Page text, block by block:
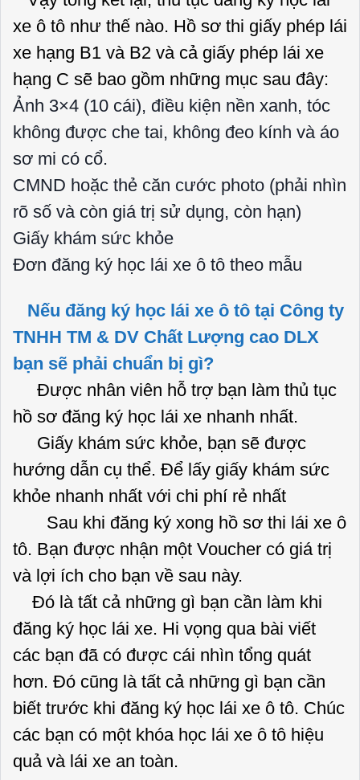
xe ô tô như thế nào. Hồ sơ thi giấy phép lái
xe hạng B1 và B2 và cả giấy phép lái xe
hạng C sẽ bao gồm những mục sau đây:
Ảnh 3×4 (10 cái), điều kiện nền xanh, tóc
không được che tai, không đeo kính và áo
sơ mi có cổ.
CMND hoặc thẻ căn cước photo (phải nhìn
rõ số và còn giá trị sử dụng, còn hạn)
Giấy khám sức khỏe
Đơn đăng ký học lái xe ô tô theo mẫu
Nếu đăng ký học lái xe ô tô tại Công ty
TNHH TM & DV Chất Lượng cao DLX
bạn sẽ phải chuẩn bị gì?
Được nhân viên hỗ trợ bạn làm thủ tục
hồ sơ đăng ký học lái xe nhanh nhất.
Giấy khám sức khỏe, bạn sẽ được
hướng dẫn cụ thể. Để lấy giấy khám sức
khỏe nhanh nhất với chi phí rẻ nhất
Sau khi đăng ký xong hồ sơ thi lái xe ô
tô. Bạn được nhận một Voucher có giá trị
và lợi ích cho bạn về sau này.
Đó là tất cả những gì bạn cần làm khi
đăng ký học lái xe. Hi vọng qua bài viết
các bạn đã có được cái nhìn tổng quát
hơn. Đó cũng là tất cả những gì bạn cần
biết trước khi đăng ký học lái xe ô tô. Chúc
các bạn có một khóa học lái xe ô tô hiệu
quả và lái xe an toàn.